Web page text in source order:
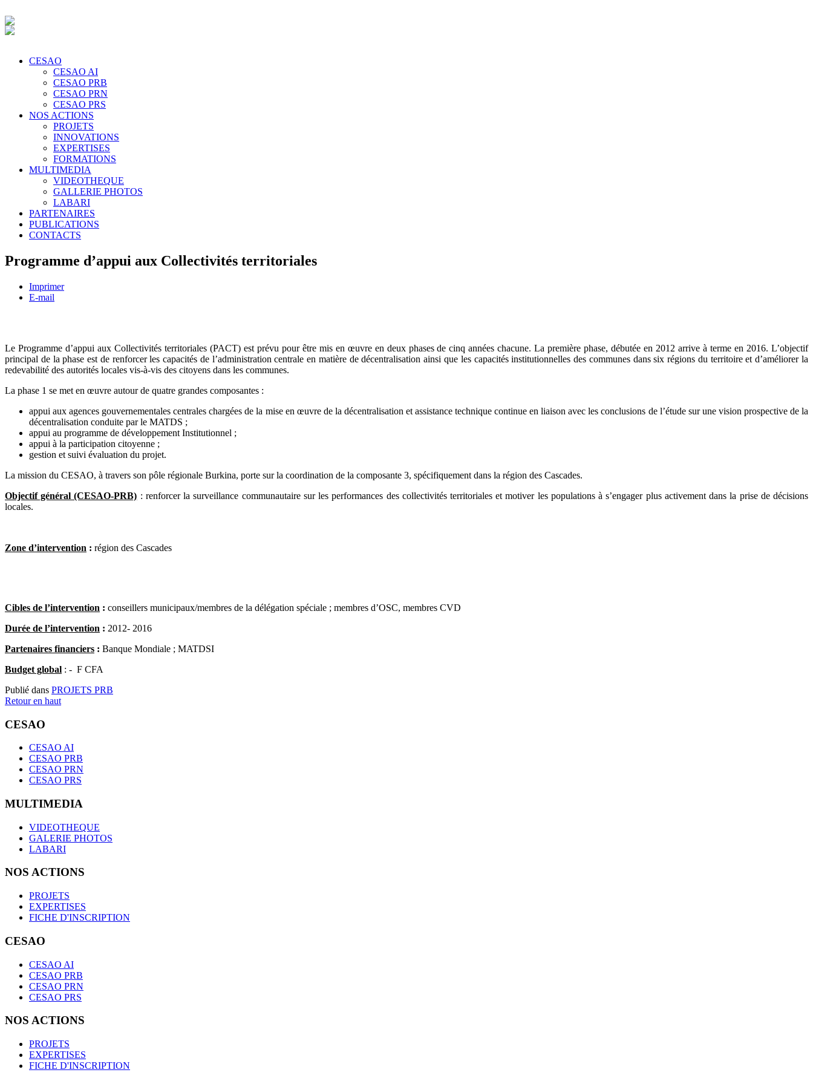
CESAO
CESAO AI
CESAO PRB
CESAO PRN
CESAO PRS
NOS ACTIONS
PROJETS
INNOVATIONS
EXPERTISES
FORMATIONS
MULTIMEDIA
VIDEOTHEQUE
GALLERIE PHOTOS
LABARI
PARTENAIRES
PUBLICATIONS
CONTACTS
Programme d’appui aux Collectivités territoriales
Imprimer
E-mail
Le Programme d’appui aux Collectivités territoriales (PACT) est prévu pour être mis en œuvre en deux phases de cinq années chacune. La première phase, débutée en 2012 arrive à terme en 2016. L’objectif
principal de la phase est de renforcer les capacités de l’administration centrale en matière de décentralisation ainsi que les capacités institutionnelles des communes dans six régions du territoire et d’améliorer la
redevabilité des autorités locales vis-à-vis des citoyens dans les communes.
La phase 1 se met en œuvre autour de quatre grandes composantes :
appui aux agences gouvernementales centrales chargées de la mise en œuvre de la décentralisation et assistance technique continue en liaison avec les conclusions de l’étude sur une vision prospective de la
décentralisation conduite par le MATDS ;
appui au programme de développement Institutionnel ;
appui à la participation citoyenne ;
gestion et suivi évaluation du projet.
La mission du CESAO, à travers son pôle régionale Burkina, porte sur la coordination de la composante 3, spécifiquement dans la région des Cascades.
Objectif général (CESAO-PRB) : renforcer la surveillance communautaire sur les performances des collectivités territoriales et motiver les populations à s’engager plus activement dans la prise de décisions
locales.
Zone d’intervention : région des Cascades
Cibles de l’intervention : conseillers municipaux/membres de la délégation spéciale ; membres d’OSC, membres CVD
Durée de l’intervention : 2012- 2016
Partenaires financiers : Banque Mondiale ; MATDSI
Budget global : - F CFA
Publié dans PROJETS PRB
Retour en haut
CESAO
CESAO AI
CESAO PRB
CESAO PRN
CESAO PRS
MULTIMEDIA
VIDEOTHEQUE
GALERIE PHOTOS
LABARI
NOS ACTIONS
PROJETS
EXPERTISES
FICHE D'INSCRIPTION
CESAO
CESAO AI
CESAO PRB
CESAO PRN
CESAO PRS
NOS ACTIONS
PROJETS
EXPERTISES
FICHE D'INSCRIPTION